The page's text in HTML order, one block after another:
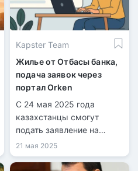
Kapster Team
Жилье от Отбасы банка,
подача заявок через
портал Orken
С 24 мая 2025 года
казахстанцы смогут
подать заявление на
постановку в очередь на
жилье.
21 мая 2025